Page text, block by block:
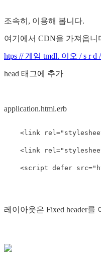
조속히, 이용해 봅니다.
여기에서 CDN을 가져옵니
htps // 게임 tmdl. 이오 / s r d
head 태그에 추가
application.html.erb
< link rel =
< link rel =
<script defer src=
레이아웃은 Fixed header를